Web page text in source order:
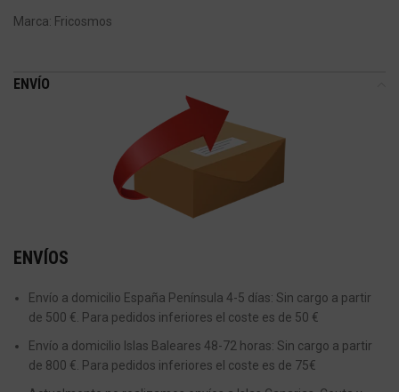
Marca: Fricosmos
ENVÍO
ENVÍOS
Envío a domicilio España Península 4-5 días: Sin cargo a partir
de 500 €. Para pedidos inferiores el coste es de 50 €
Envío a domicilio Islas Baleares 48-72 horas: Sin cargo a partir
de 800 €. Para pedidos inferiores el coste es de 75€